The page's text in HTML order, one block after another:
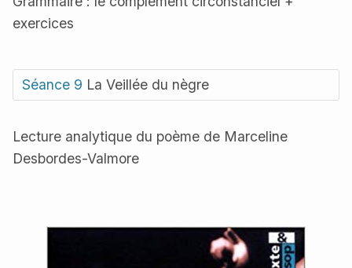
exercices
Séance 9 La Veillée du nègre
Lecture analytique du poème de Marceline
Desbordes-Valmore